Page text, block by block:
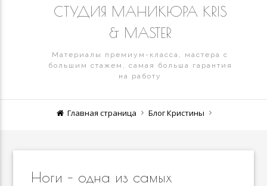
СТУДИЯ МАНИКЮРА KRIS
& MASTER
Материалы премиум-класса, мастера с
большим стажем, самая больша гарантия
на работу
Главная страница Блог Кристины
Ноги – одна из самых